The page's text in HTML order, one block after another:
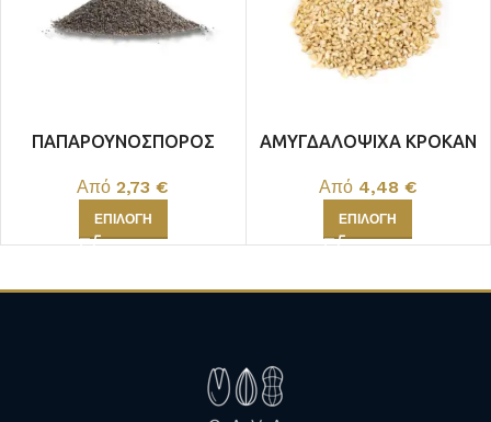
ΠΑΠΑΡΟΥΝΟΣΠΟΡΟΣ
Από2,73€
ΕΠΙΛΟΓΉ
ΑΜΥΓΔΑΛΟΨΙΧΑ ΚΡΟΚΑΝ
Από 4,48 €
ΕΠΙΛΟΓΉ